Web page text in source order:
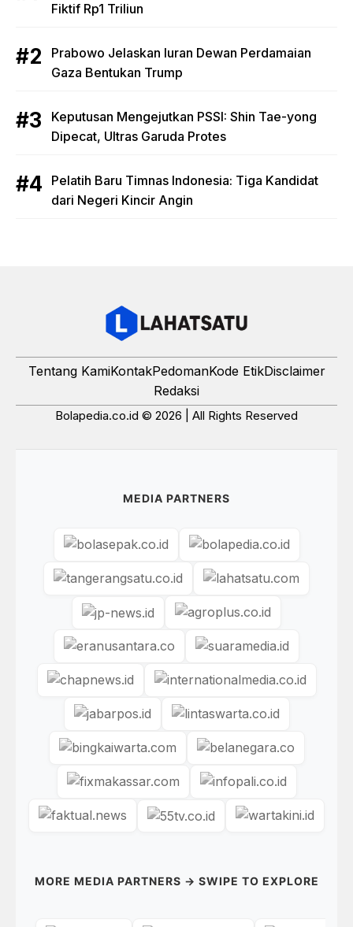
Fiktif Rp1 Triliun
Prabowo Jelaskan Iuran Dewan Perdamaian
Gaza Bentukan Trump
Keputusan Mengejutkan PSSI: Shin Tae-yong
Dipecat, Ultras Garuda Protes
Pelatih Baru Timnas Indonesia: Tiga Kandidat
dari Negeri Kincir Angin
Tentang KamiKontakPedomanKode EtikDisclaimer
Redaksi
Bolapedia.co.id © 2026 | All Rights Reserved
MEDIA PARTNERS
MORE MEDIA PARTNERS → SWIPE TO EXPLORE